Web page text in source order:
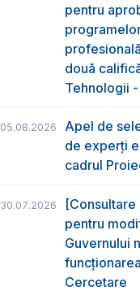
pentru
două
Tehnologii
05.08.2026
Apel de
de experți
cadrul
30.07.2026
pentru
Guvernului
Cercetare